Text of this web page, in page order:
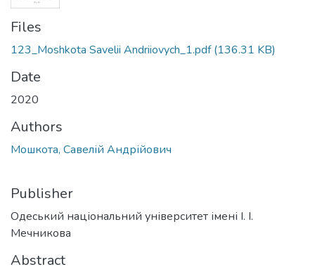
Files
123_Moshkota Savelii Andriiovych_1.pdf(136.31 KB)
Date
2020
Authors
Мошкота, Савелій Андрійович
Publisher
Одеський національний університет імені І. І.
Мечникова
Abstract